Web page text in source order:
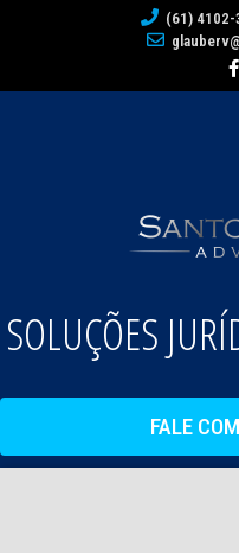
(61)
SOLUÇÕES
FALE